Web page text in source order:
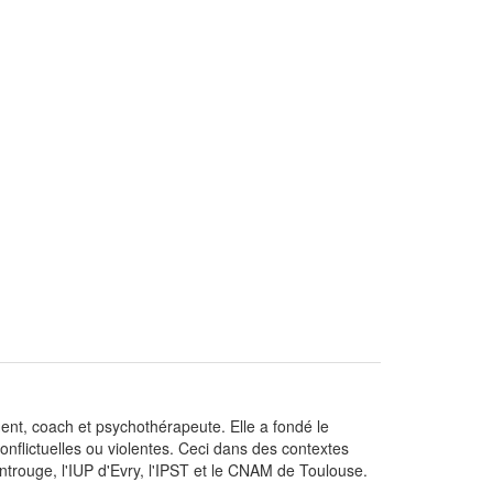
coach et psychothérapeute. Elle a fondé le
ou violentes. Ceci dans des contextes
l'IUP d'Evry, l'IPST et le CNAM de Toulouse.